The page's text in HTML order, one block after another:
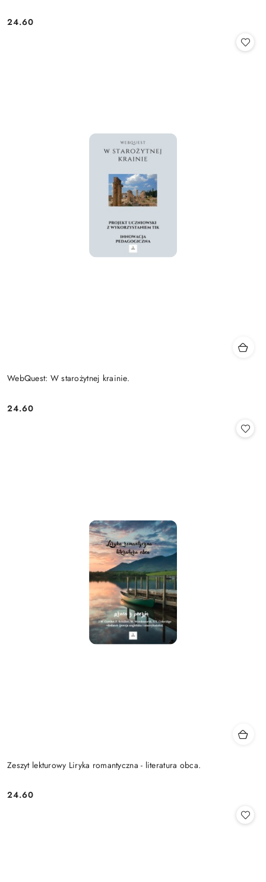
Cena:
24.60
WebQuest: W starożytnej krainie.
Cena:
24.60
Zeszyt lekturowy Liryka romantyczna - literatura obca.
Cena:
24.60